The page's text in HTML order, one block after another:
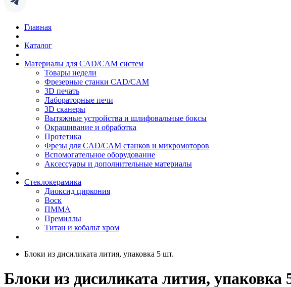
Главная
Каталог
Материалы для CAD/CAM систем
Товары недели
Фрезерные станки CAD/CAM
3D печать
Лабораторные печи
3D сканеры
Вытяжные устройства и шлифовальные боксы
Окрашивание и обработка
Протетика
Фрезы для CAD/CAM станков и микромоторов
Вспомогательное оборудование
Аксессуары и дополнительные материалы
Стеклокерамика
Диоксид циркония
Воск
ПММА
Премиллы
Титан и кобальт хром
Блоки из дисиликата лития, упаковка 5 шт.
Блоки из дисиликата лития, упаковка